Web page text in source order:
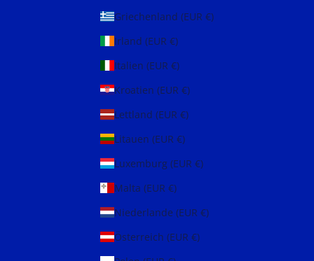
Griechenland (EUR €)
Irland (EUR €)
Italien (EUR €)
Kroatien (EUR €)
Lettland (EUR €)
Litauen (EUR €)
Luxemburg (EUR €)
Malta (EUR €)
Niederlande (EUR €)
Österreich (EUR €)